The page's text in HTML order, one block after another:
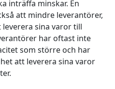
inträffa minskar. En
att mindre leverantörer,
sina varor till
har oftast inte
som större och har
att leverera sina varor